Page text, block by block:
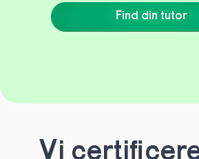
Find din tutor